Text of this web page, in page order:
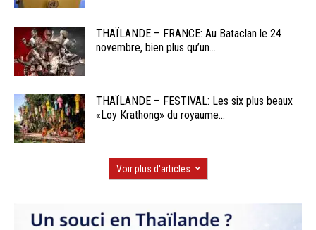
THAÏLANDE – FRANCE: Au Bataclan le 24
novembre, bien plus qu’un...
THAÏLANDE – FESTIVAL: Les six plus beaux
«Loy Krathong» du royaume...
Voir plus d'articles